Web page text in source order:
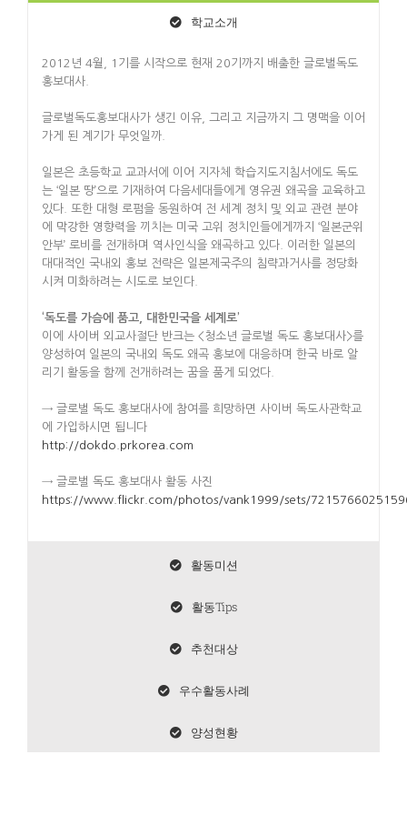
학교소개
2012년 4월, 1기를 시작으로 현재 20기까지 배출한 글로벌독도
홍보대사.
글로벌독도홍보대사가 생긴 이유, 그리고 지금까지 그 명맥을 이어
가게 된 계기가 무엇일까.
일본은 초등학교 교과서에 이어 지자체 학습지도지침서에도 독도
는 ‘일본 땅’으로 기재하여 다음세대들에게 영유권 왜곡을 교육하고
있다. 또한 대형 로펌을 동원하여 전 세계 정치 및 외교 관련 분야
에 막강한 영향력을 끼치는 미국 고위 정치인들에게까지 ‘일본군위
안부’ 로비를 전개하며 역사인식을 왜곡하고 있다. 이러한 일본의
대대적인 국내외 홍보 전략은 일본제국주의 침략과거사를 정당화
시켜 미화하려는 시도로 보인다.
‘독도를 가슴에 품고, 대한민국을 세계로’
이에 사이버 외교사절단 반크는 <청소년 글로벌 독도 홍보대사>를
양성하여 일본의 국내외 독도 왜곡 홍보에 대응하며 한국 바로 알
리기 활동을 함께 전개하려는 꿈을 품게 되었다.
→ 글로벌 독도 홍보대사에 참여를 희망하면 사이버 독도사관학교
에 가입하시면 됩니다
http://dokdo.prkorea.com
→ 글로벌 독도 홍보대사 활동 사진
https://www.flickr.com/photos/vank1999/sets/
활동미션
활동Tips
추천대상
우수활동사례
양성현황